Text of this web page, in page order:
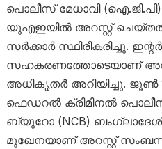
പൊലീസ് മേധാവി
യുഎഇയിൽ അറസ്റ്റ്
സർക്കാർ സ്ഥിരീകരിച്ചു.
സഹകരണത്തോടെയാണ്
അധികൃതർ അറിയിച്ചു. ജൂൺ
ഫെഡറൽ ക്രിമിനൽ
ബ്യൂറോ (NCB)
മുഖേനയാണ് അറസ്റ്റ്